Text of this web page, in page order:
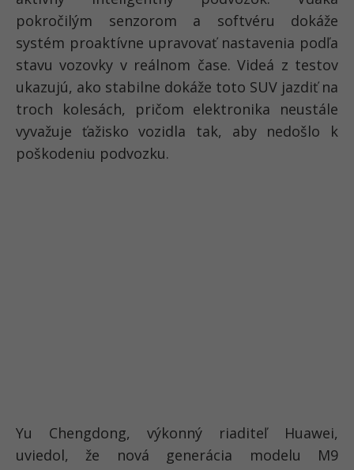
pokročilým senzorom a softvéru dokáže
systém proaktívne upravovať nastavenia podľa
stavu vozovky v reálnom čase. Videá z testov
ukazujú, ako stabilne dokáže toto SUV jazdiť na
troch kolesách, pričom elektronika neustále
vyvažuje ťažisko vozidla tak, aby nedošlo k
poškodeniu podvozku.
Yu Chengdong, výkonný riaditeľ Huawei,
uviedol, že nová generácia modelu M9